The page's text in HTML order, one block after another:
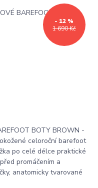
1 690 Kč
- 12 %
BOTY BROWN -
celoroční barefoot
po celé délce praktické
promáčením a
anatomicky tvarované